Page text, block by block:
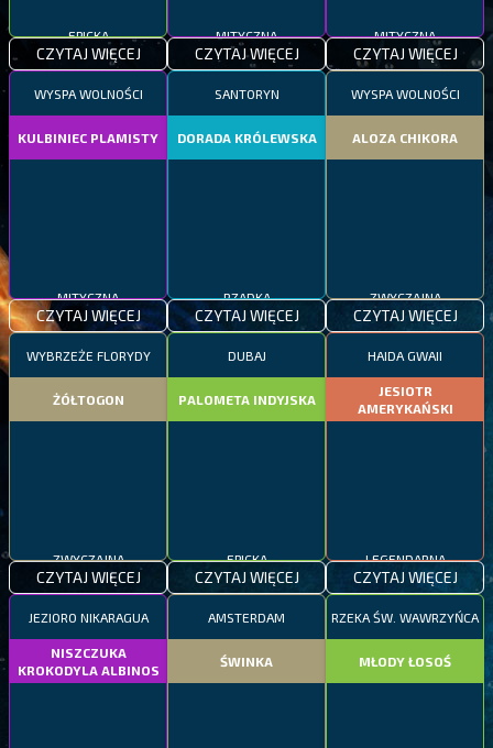
EPICKA
CZYTAJ WIĘCEJ
MITYCZNA
CZYTAJ WIĘCEJ
MITYCZNA
CZYTAJ WIĘCEJ
WYSPA WOLNOŚCI
KULBINIEC PLAMISTY
MITYCZNA
CZYTAJ WIĘCEJ
SANTORYN
DORADA KRÓLEWSKA
RZADKA
CZYTAJ WIĘCEJ
WYSPA WOLNOŚCI
ALOZA CHIKORA
ZWYCZAJNA
CZYTAJ WIĘCEJ
WYBRZEŻE FLORYDY
ŻÓŁTOGON
ZWYCZAJNA
CZYTAJ WIĘCEJ
DUBAJ
PALOMETA INDYJSKA
EPICKA
CZYTAJ WIĘCEJ
HAIDA GWAII
JESIOTR
AMERYKAŃSKI
LEGENDARNA
CZYTAJ WIĘCEJ
JEZIORO NIKARAGUA
NISZCZUKA
KROKODYLA ALBINOS
AMSTERDAM
ŚWINKA
RZEKA ŚW. WAWRZYŃCA
MŁODY ŁOSOŚ